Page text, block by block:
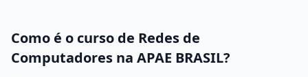
Como é o curso de Redes de
Computadores na APAE BRASIL?